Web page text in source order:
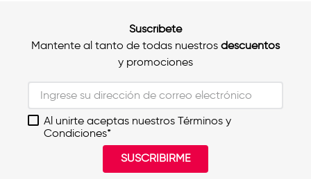
Suscríbete
Mantente al tanto de todas nuestros descuentos
y promociones
Al unirte aceptas nuestros Términos y
Condiciones*
SUSCRIBIRME